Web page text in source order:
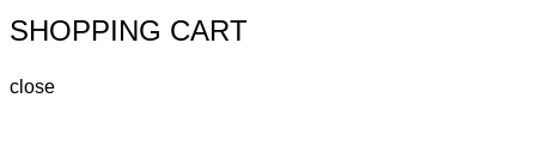
SHOPPING CART
close